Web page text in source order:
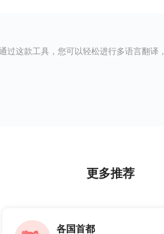
过这款工具，您可以轻松进行多语言翻
更多推荐
各国首都